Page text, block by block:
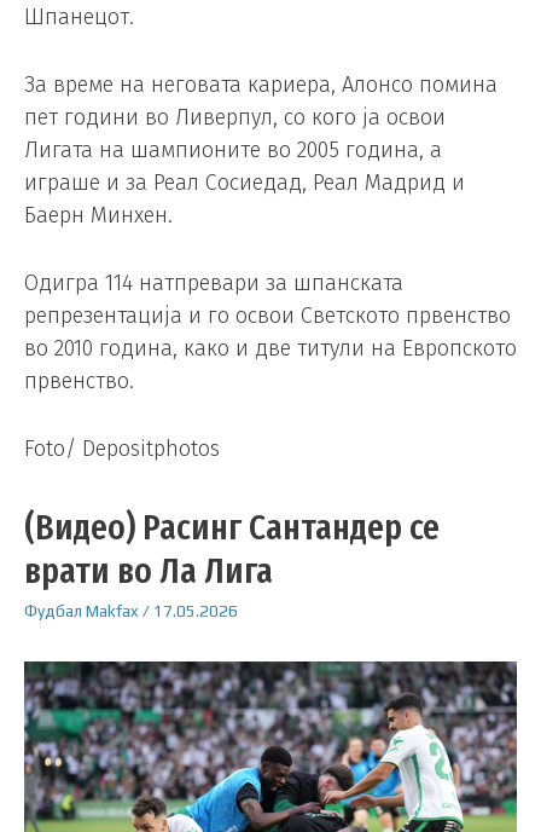
Шпанецот.
За време на неговата кариера, Алонсо помина
пет години во Ливерпул, со кого ја освои
Лигата на шампионите во 2005 година, а
играше и за Реал Сосиедад, Реал Мадрид и
Баерн Минхен.
Одигра 114 натпревари за шпанската
репрезентација и го освои Светското првенство
во 2010 година, како и две титули на Европското
првенство.
Foto/ Depositphotos
(Видео) Расинг Сантандер се
врати во Ла Лига
Фудбал Makfax / 17.05.2026